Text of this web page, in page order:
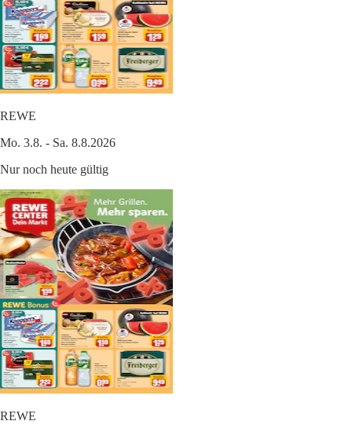
REWE
Mo. 3.8. - Sa. 8.8.2026
Nur noch heute gültig
REWE